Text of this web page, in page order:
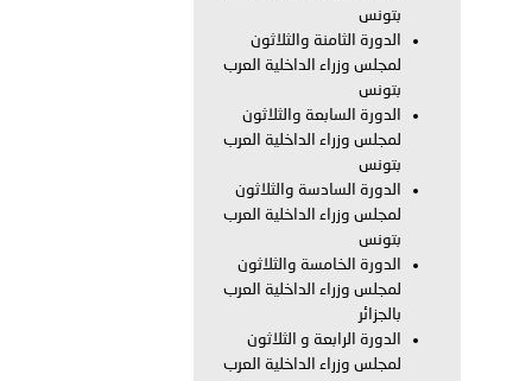
تطلع وفد الشرطة الإيطالية على منظومتي التأهيل الشرطي
تنظم حملة للتبرع بالدم في منطقة الظفرة تعزيزا للمسؤولية
الأميريين معالي النائب الأول لرئيس مجلس الوزراء
العام..
بتونس
الدورة الثامنة والثلاثون
لمجلس وزراء الداخلية العرب
بتونس
الدورة السابعة والثلاثون
لمجلس وزراء الداخلية العرب
بتونس
الدورة السادسة والثلاثون
لمجلس وزراء الداخلية العرب
بتونس
الدورة الخامسة والثلاثون
لمجلس وزراء الداخلية العرب
بالجزائر
الدورة الرابعة و الثلاثون
لمجلس وزراء الداخلية العرب